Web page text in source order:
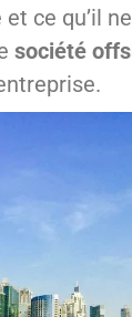
et ce qu’il
société